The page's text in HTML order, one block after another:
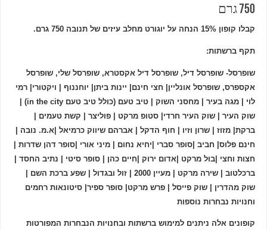
750 גרם
קבלו קופון 15% הנחה על יוגורט מחלב עיזים של תנובה 750 גרם.
תקף ברשתות:
שופרסל- שופרסל דיל, שופרסל דיל אקסטרא, שופרסל שלי, שופרסל
אקספרס, שופרסל אונליין| חצי חינם| יינות ביתן| יוחננוף | ויקטורי| רמי
לוי | מגה בעיר | מחסני השוק | טיב טעם (כולל טיב טעם in the city) |
שוק העיר | שוק העיר חרדי| סטופ מרקט | פוליצר | קשת טעמים |
ברקת| מזוז | שרון וזיו | חוף הדקל | אברהם שיווק כרמיאל |א.מ. נובה |
חינם פלוס| חביב |סופר סברי |יחיא נחום | מיני אורי |סופר דהן שדרות |
חצות וחצי |בול מרקט |אדום ירוק |חיים כהן | סופר סיטי | נתיב החסד |
ברכלטוב | שירה מרקט | מעיין 2000 | זול ובגדול | שפע ברכת השם |
שוק מהדרין | שוק פייסל | פרש מרקט| סופר ספיר| סיטונאות רחמים
וחנויות נבחרות נוספות
קופונים אלה ניתנים למימוש ברשתות ובחנויות הנבחרות המפורטות